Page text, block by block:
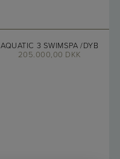
AQUATIC 3 SWIMSPA /DYB
205.000,00 DKK